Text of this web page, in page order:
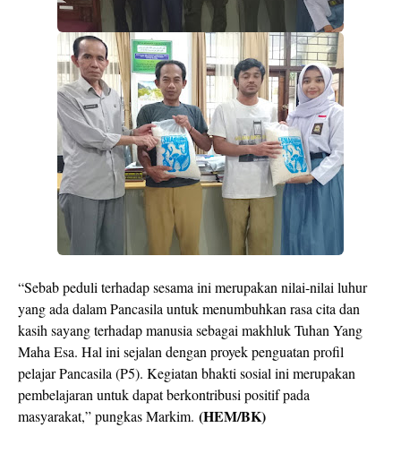
“Sebab peduli terhadap sesama ini merupakan nilai-nilai luhur
yang ada dalam Pancasila untuk menumbuhkan rasa cita dan
kasih sayang terhadap manusia sebagai makhluk Tuhan Yang
Maha Esa. Hal ini sejalan dengan proyek penguatan profil
pelajar Pancasila (P5). Kegiatan bhakti sosial ini merupakan
pembelajaran untuk dapat berkontribusi positif pada
masyarakat,” pungkas Markim. (HEM/BK)